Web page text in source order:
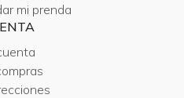
mi prenda